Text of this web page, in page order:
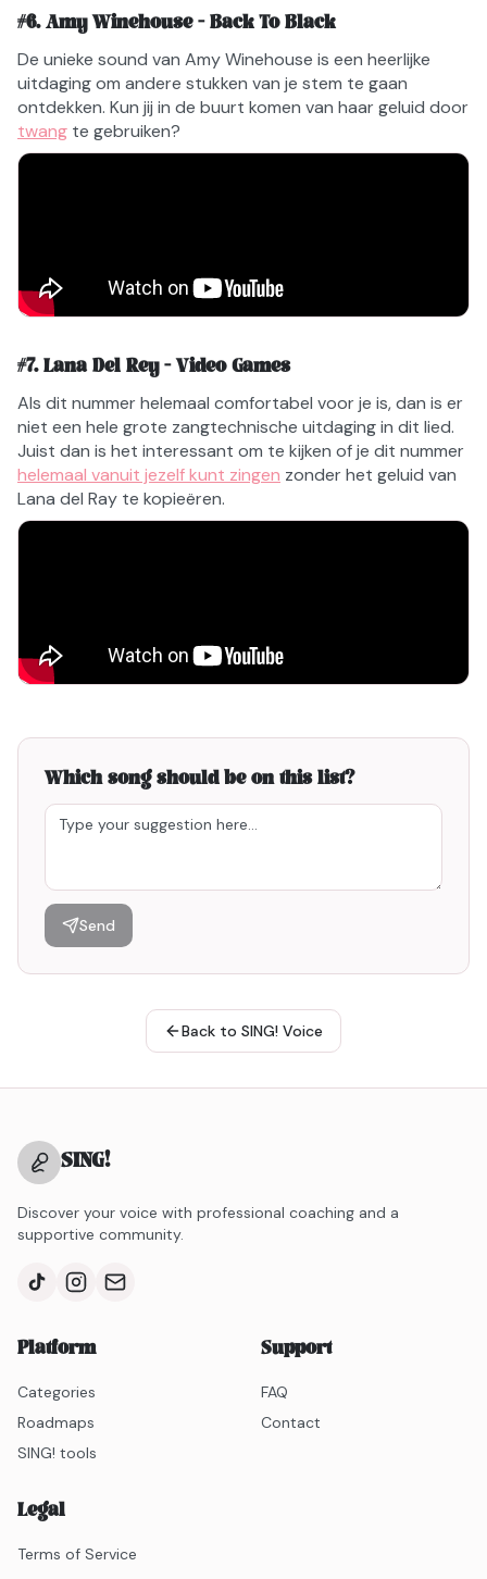
#6.Amy Winehouse - Back To Black
De unieke sound van Amy Winehouse is een heerlijke
uitdaging om andere stukken van je stem te gaan
ontdekken. Kun jij in de buurt komen van haar geluid door
twang te gebruiken?
#7.Lana Del Rey - Video Games
Als dit nummer helemaal comfortabel voor je is, dan is er
niet een hele grote zangtechnische uitdaging in dit lied.
Juist dan is het interessant om te kijken of je dit nummer
helemaal vanuit jezelf kunt zingen zonder het geluid van
Lana del Ray te kopieëren.
Which song should be on this list?
Send
Back to SING! Voice
SING!
Discover your voice with professional coaching and a
supportive community.
Platform
Categories
Roadmaps
SING! tools
Support
FAQ
Contact
Legal
Terms of Service